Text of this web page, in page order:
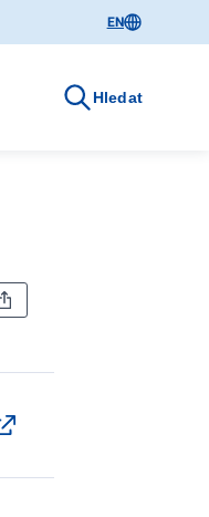
EN
Hledat